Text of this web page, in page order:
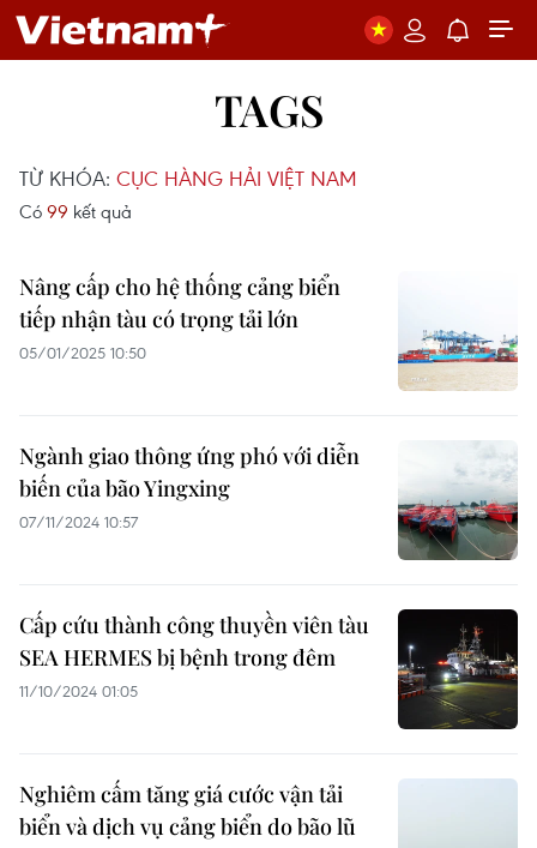
TAGS
TỪ KHÓA: CỤC HÀNG HẢI VIỆT NAM
Có 99 kết quả
Nâng cấp cho hệ thống cảng biển
tiếp nhận tàu có trọng tải lớn
05/01/2025 10:50
Ngành giao thông ứng phó với diễn
biến của bão Yingxing
07/11/2024 10:57
Cấp cứu thành công thuyền viên tàu
SEA HERMES bị bệnh trong đêm
11/10/2024 01:05
Nghiêm cấm tăng giá cước vận tải
biển và dịch vụ cảng biển do bão lũ